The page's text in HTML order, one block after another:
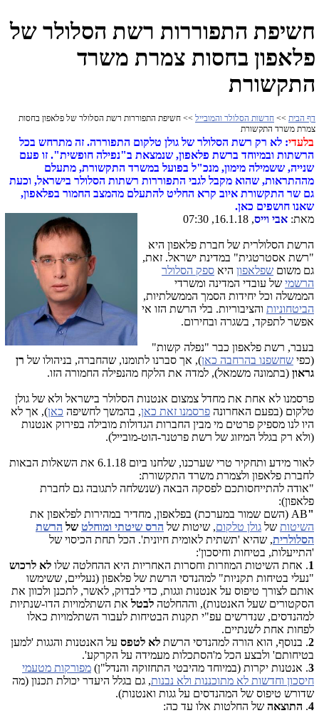
חשיפת התפוררות רשת הסלולר של
פלאפון בחסות צמרת משרד
התקשורת
דף הבית >> חדשות הסלולר והמובייל >> חשיפת התפוררות רשת הסלולר של פלאפון בחסות
צמרת משרד התקשורת
בלעדי: לא רק רשת הסלולר של גולן טלקום התפוררה. זה מתרחש בכל
הרשתות ובמיוחד ברשת פלאפון, שנמצאת ב"נפילה חופשית". זו פעם
שנייה, ששמילה מימון, מנכ"ל בפועל במשרד התקשורת, מתעלם
מההתראות, שהוא מקבל לגבי התפוררות רשתות הסלולר בישראל, וכעת
גם שר התקשורת איוב קרא החליט להתעלם מהמצב החמור בפלאפון,
שאנו חושפים כאן.
מאת: אבי וייס, 16.1.18, 07:30
הרשת הסלולרית של חברת פלאפון היא
"רשת אסטרטגית" במדינת ישראל. זאת,
גם משום שפלאפון היא ספק הסלולר
הרשמי של עובדי המדינה ומשרדי
הממשלה וכל יחידות הסמך הממשלתיות,
הביטחוניות והציבוריות. בלי הרשת הזו אי
אפשר לתפקד, בשגרה ובחירום.
בעבר, רשת פלאפון כבר "נפלה קשות"
(כפי שחשפנו בהרחבה כאן), אך סברנו לתומנו, שהחברה, בניהולו של רן
גראון (בתמונה משמאל), למדה את הלקח מהנפילה החמורה הזו.
פרסמנו לא אחת את מחדל צמצום אנטנות הסלולר בישראל ולא של גולן
טלקום (בפעם האחרונה פרסמנו זאת כאן, בהמשך לחשיפה כאן), אך לא
היו לנו מספיק פרטים מי מבין החברות הגדולות מובילה בפירוק אנטנות
(ולא רק בגלל המיזוג של רשת פרטנר-הוט-מובייל).
לאור מידע ותחקיר טרי שערכנו, שלחנו ביום 6.1.18 את השאלות הבאות
לחברת פלאפון ולצמרת משרד התקשורת:
"אודה להתייחסותכם לפסקה הבאה (שנשלחה לתגובה גם לחברת
פלאפון):
"AB (השם שמור במערכת) בפלאפון, מחדיר במהירות לפלאפון את
השיטות של גולן טלקום, שיטות של הרס שיטתי ומוחלט של הרשת
הסלולרית, שהיא 'תשתית לאומית חיונית'. הכל תחת הכיסוי של
'התייעלות, בטיחות וחיסכון':
1. אחת השיטות המוזרות וחסרות האחריות היא ההחלטה שלו לא לרכוש
"נעלי בטיחות תקניות" למהנדסי הרשת של פלאפון (נעליים, ששימשו
אותם לצורך טיפוס על אנטנות וגגות, כדי לבדוק, לאשר, לתכנן ולכוון את
הסקטורים שעל האנטנות), וההחלטה לבטל את השתלמויות הדו-שנתיות
למהנדסים, שנדרשים עפ"י תקנות הבטיחות לעבור השתלמויות כאלו
לפחות אחת לשנתיים.
2. בנוסף, הוא הורה למהנדסי הרשת לא לטפס על האנטנות והגגות 'למען
בטיחותם' ולבצע הכל מ'הסתכלות מעמידה על הקרקע'.
3. אנטנות יקרות (במיוחד מהיבטי התחזוקה והנדל"ן) מפורקות מטעמי
חיסכון וחדשות לא מתוכננות ולא נבנות, גם בגלל היעדר יכולת תכנון (מה
שדורש טיפוס של המהנדסים על גגות ואנטנות).
4
. התוצאה של החלטות אלו עד כה: